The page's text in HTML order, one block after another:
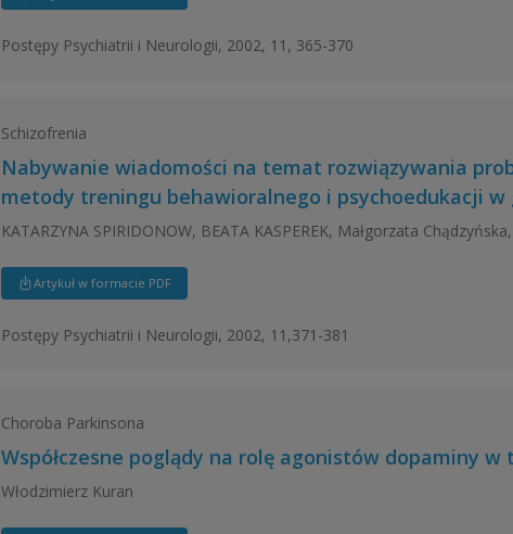
Postępy Psychiatrii i Neurologii, 2002, 11, 365-370
Schizofrenia
Nabywanie wiadomości na temat rozwiązywania
metody treningu behawioralnego i psychoedukacji
KATARZYNA SPIRIDONOW, BEATA KASPEREK, Małgorzata
Artykuł w formacie PDF
Postępy Psychiatrii i Neurologii, 2002, 11,371-381
Choroba Parkinsona
Współczesne poglądy na rolę agonistów dopaminy
Włodzimierz Kuran